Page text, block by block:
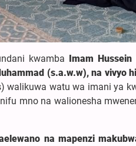
kwamba Imam
(s.a.w.w), na vivyo
walikuwa watu wa imani ya
mno na walionesha
na mapenzi